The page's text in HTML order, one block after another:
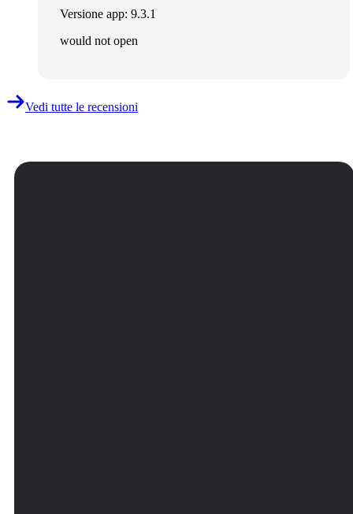
Versione app: 9.3.1
would not open
Vedi tutte le recensioni